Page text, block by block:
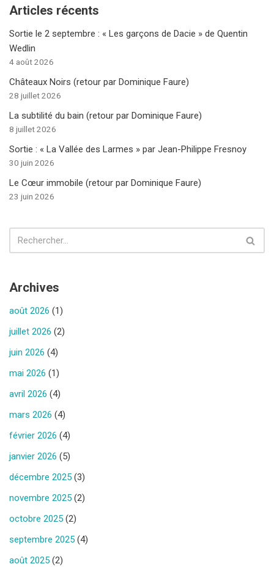
Articles récents
Sortie le 2 septembre : « Les garçons de Dacie » de Quentin
Wedlin
4 août 2026
Châteaux Noirs (retour par Dominique Faure)
28 juillet 2026
La subtilité du bain (retour par Dominique Faure)
8 juillet 2026
Sortie : « La Vallée des Larmes » par Jean-Philippe Fresnoy
30 juin 2026
Le Cœur immobile (retour par Dominique Faure)
23 juin 2026
Archives
août 2026 (1)
juillet 2026 (2)
juin 2026 (4)
mai 2026 (1)
avril 2026 (4)
mars 2026 (4)
février 2026 (4)
janvier 2026 (5)
décembre 2025 (3)
novembre 2025 (2)
octobre 2025 (2)
septembre 2025 (4)
août 2025 (2)